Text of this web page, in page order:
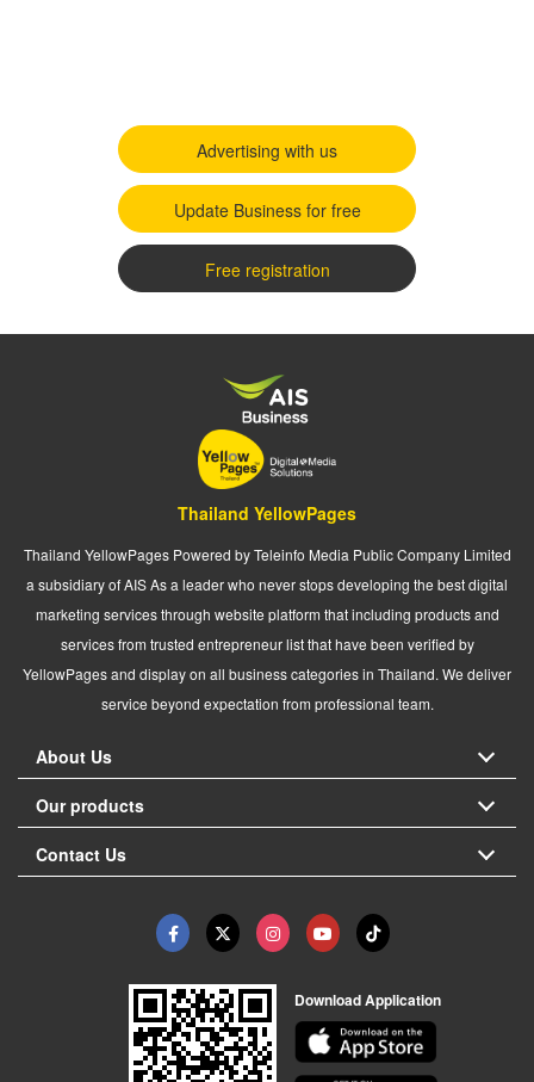
Advertising with us
Update Business for free
Free registration
Thailand YellowPages
Thailand YellowPages Powered by Teleinfo Media Public Company Limited
a subsidiary of AIS As a leader who never stops developing the best digital
marketing services through website platform that including products and
services from trusted entrepreneur list that have been verified by
YellowPages and display on all business categories in Thailand. We deliver
service beyond expectation from professional team.
About Us
Our products
Contact Us
Download Application